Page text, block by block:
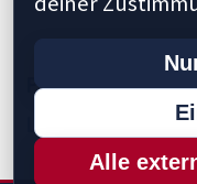
Previous 1 10
Last »
Alle